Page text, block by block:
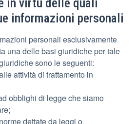
in virtù delle quali
informazioni personali
personali esclusivamente
una delle basi giuridiche per tale
sono le seguenti:
attività di trattamento in
obblighi di legge che siamo
dettate da leggi o